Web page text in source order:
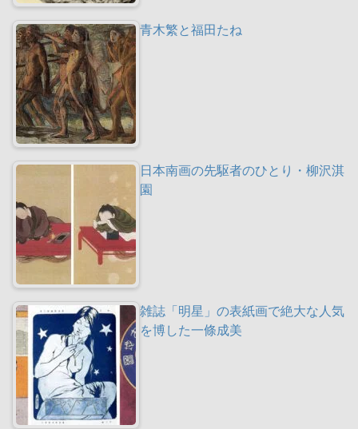
青木繁と福田たね
日本南画の先駆者のひとり・柳沢淇
園
雑誌「明星」の表紙画で絶大な人気
を博した一條成美